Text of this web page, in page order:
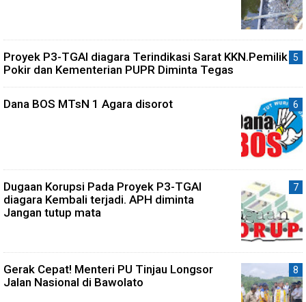
Proyek P3-TGAI diagara Terindikasi Sarat KKN.Pemilik
Pokir dan Kementerian PUPR Diminta Tegas
Dana BOS MTsN 1 Agara disorot
Dugaan Korupsi Pada Proyek P3-TGAI
diagara Kembali terjadi. APH diminta
Jangan tutup mata
Gerak Cepat! Menteri PU Tinjau Longsor
Jalan Nasional di Bawolato